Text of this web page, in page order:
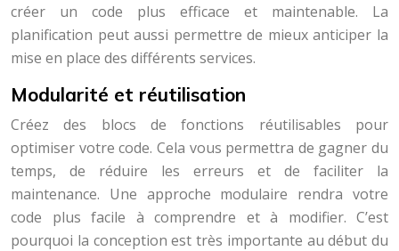
créer un code plus efficace et maintenable. La
planification peut aussi permettre de mieux anticiper la
mise en place des différents services.
Modularité et réutilisation
Créez des blocs de fonctions réutilisables pour
optimiser votre code. Cela vous permettra de gagner du
temps, de réduire les erreurs et de faciliter la
maintenance. Une approche modulaire rendra votre
code plus facile à comprendre et à modifier. C’est
pourquoi la conception est très importante au début du